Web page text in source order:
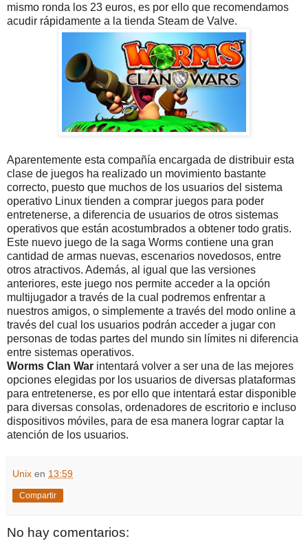
mismo ronda los 23 euros, es por ello que recomendamos
acudir rápidamente a la tienda Steam de Valve.
Aparentemente esta compañía encargada de distribuir esta
clase de juegos ha realizado un movimiento bastante
correcto, puesto que muchos de los usuarios del sistema
operativo Linux tienden a comprar juegos para poder
entretenerse, a diferencia de usuarios de otros sistemas
operativos que están acostumbrados a obtener todo gratis.
Este nuevo juego de la saga Worms contiene una gran
cantidad de armas nuevas, escenarios novedosos, entre
otros atractivos. Además, al igual que las versiones
anteriores, este juego nos permite acceder a la opción
multijugador a través de la cual podremos enfrentar a
nuestros amigos, o simplemente a través del modo online a
través del cual los usuarios podrán acceder a jugar con
personas de todas partes del mundo sin límites ni diferencia
entre sistemas operativos.
Worms Clan War intentará volver a ser una de las mejores
opciones elegidas por los usuarios de diversas plataformas
para entretenerse, es por ello que intentará estar disponible
para diversas consolas, ordenadores de escritorio e incluso
dispositivos móviles, para de esa manera lograr captar la
atención de los usuarios.
Unix en 13:59
Compartir
No hay comentarios: